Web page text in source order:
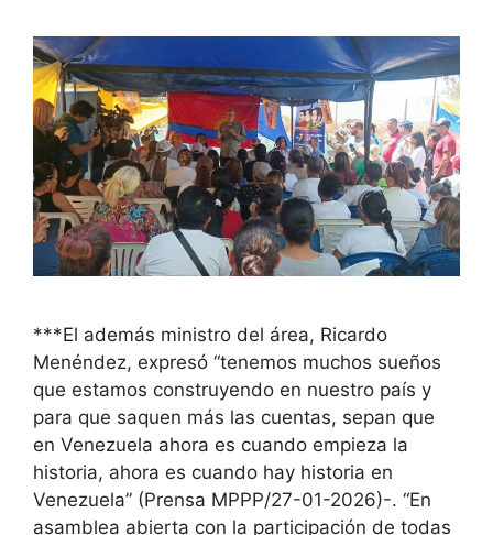
***El además ministro del área, Ricardo
Menéndez, expresó “tenemos muchos sueños
que estamos construyendo en nuestro país y
para que saquen más las cuentas, sepan que
en Venezuela ahora es cuando empieza la
historia, ahora es cuando hay historia en
Venezuela” (Prensa MPPP/27-01-2026)-. “En
asamblea abierta con la participación de todas